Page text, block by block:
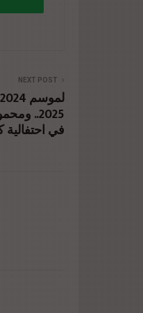
NEXT POST
2025..
في